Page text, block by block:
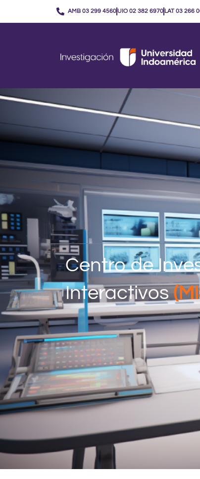
AMB 03 299 4560UIO 02 382 6970 LAT 03 266
Centro de
Interactivos